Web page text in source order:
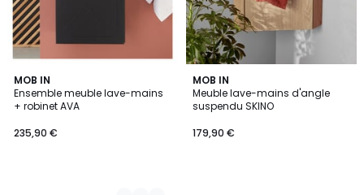
MOB IN
Ensemble meuble lave-mains
+ robinet AVA
235,90 €
2
Couleurs
MOB IN
Meuble lave-mains d'angle
suspendu SKINO
179,90 €